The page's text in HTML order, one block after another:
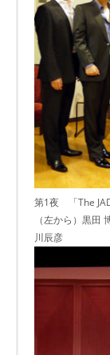
第1夜 「The
（左から）黒田
川辰彦